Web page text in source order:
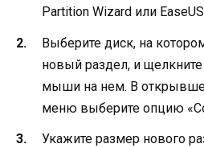
Partition Wizard или
Выберите диск, на
новый раздел, и
мыши на нем. В
меню выберите опцию
Укажите размер нового